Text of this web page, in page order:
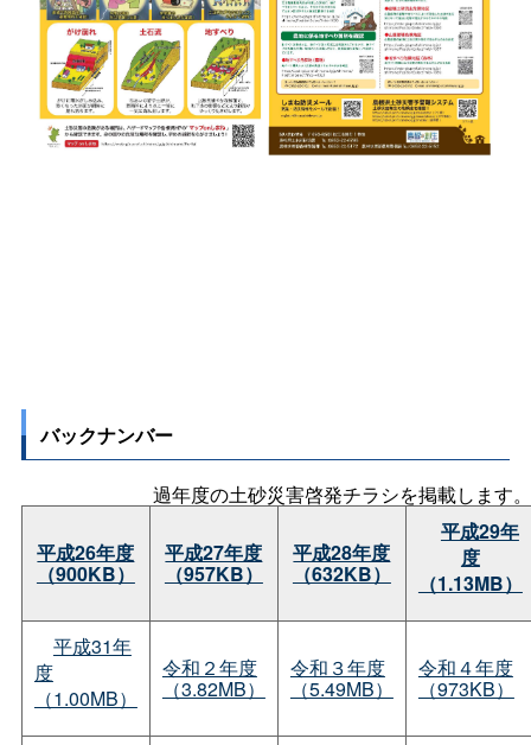
バックナンバー
過年度の土砂災害啓発チラシを掲載します
平成26年度
（900KB）
平成27年度
（957KB）
平成28年度
（632KB）
平成29年
度
（1.13MB）
平成31年
度
（1.00MB）
令和２年度
（3.82MB）
令和３年度
（5.49MB）
令和４年度
（973KB）